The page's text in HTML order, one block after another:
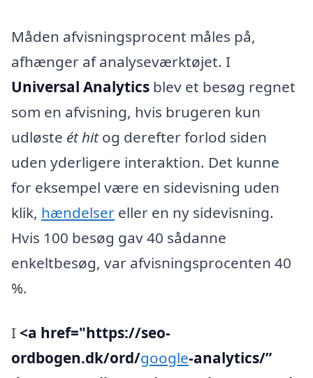
Måden afvisningsprocent måles på,
afhænger af analyseværktøjet. I
Universal Analytics blev et besøg regnet
som en afvisning, hvis brugeren kun
udløste ét hitog derefter forlod siden
uden yderligere interaktion. Det kunne
for eksempel være en sidevisning uden
klik, hændelser eller en ny sidevisning.
Hvis 100 besøg gav 40 sådanne
enkeltbesøg, var afvisningsprocenten 40
%.
I<a href="https://seo-
ordbogen.dk/ord/google-analytics/”